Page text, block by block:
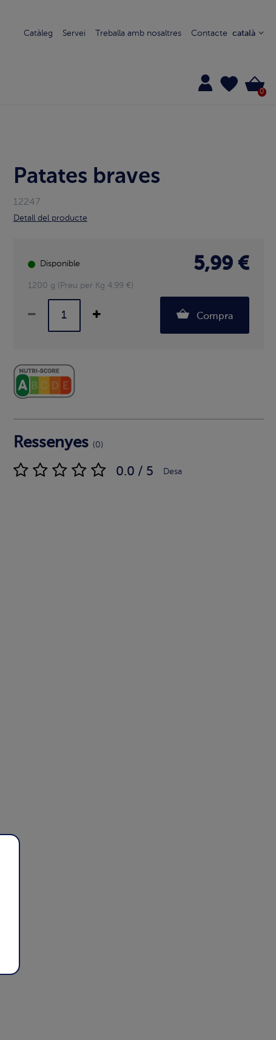
Catàleg Servei Treballa amb nosaltres Contacte català
0
Patates braves
12247
Detall del producte
Disponible 5,99 €
1200 g (Preu per Kg 4.99 €)
Compra
Ressenyes (0)
0.0 / 5 Desa